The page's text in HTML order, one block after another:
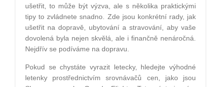
ušetřit, to může být výzva, ale s několika praktickými
tipy to zvládnete snadno. Zde jsou konkrétní rady, jak
ušetřit na dopravě, ubytování a stravování, aby vaše
dovolená byla nejen skvělá, ale i finančně nenáročná.
Nejdřív se podíváme na dopravu.
Pokud se chystáte vyrazit letecky, hledejte výhodné
letenky prostřednictvím srovnávačů cen, jako jsou